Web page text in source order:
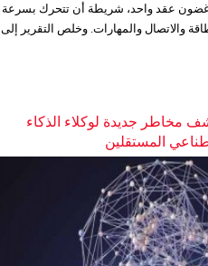
غضون عقد واحد، شريطة أن تتحرك بسرعة
والاتصال والمهارات. وخلص التقرير إلى
مخاطر جديدة لوكلاء الذكاء
المستقلين